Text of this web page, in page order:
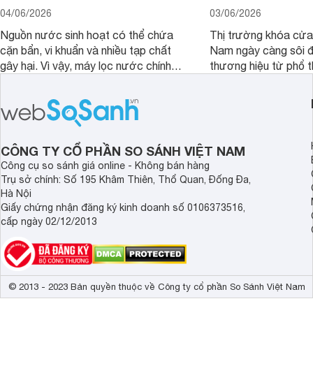
04/06/2026
Nguồn nước sinh hoạt có thể chứa
cặn bẩn, vi khuẩn và nhiều tạp chất
gây hại. Vì vậy, máy lọc nước chính
sức khỏe và đảm bảo nguồn nước
sạch cho cả gia đình.
03/06/2026
Thị trường khóa
Nam ngày càng sôi
thương hiệu từ phổ
cửa điện tử hãng
sẽ so sánh 5
Demax, Hubert và
CÔNG TY CỔ PHẦN SO SÁNH VIỆT NAM
Công cụ so sánh giá online - Không bán hàng
Trụ sở chính: Số 195 Khâm Thiên, Thổ Quan, Đống Đa,
Hà Nội
Giấy chứng nhận đăng ký kinh doanh số 0106373516,
cấp ngày 02/12/2013
© 2013 - 2023 Bản quyền thuộc về Công ty cổ phần So Sánh Việt Nam